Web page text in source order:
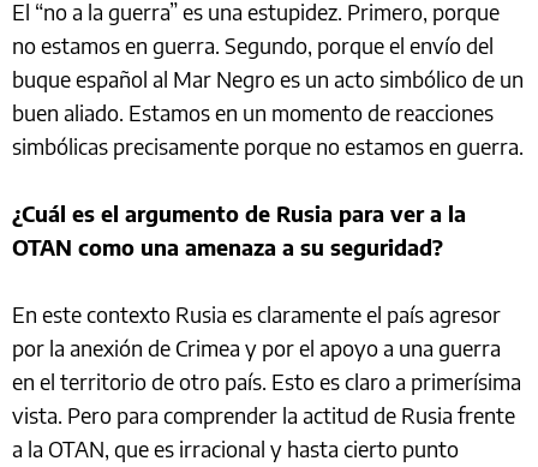
El “no a la guerra” es una estupidez. Primero, porque
no estamos en guerra. Segundo, porque el envío del
buque español al Mar Negro es un acto simbólico de un
buen aliado. Estamos en un momento de reacciones
simbólicas precisamente porque no estamos en guerra.
¿Cuál es el argumento de Rusia para ver a la
OTAN como una amenaza a su seguridad?
En este contexto Rusia es claramente el país agresor
por la anexión de Crimea y por el apoyo a una guerra
en el territorio de otro país. Esto es claro a primerísima
vista. Pero para comprender la actitud de Rusia frente
a la OTAN, que es irracional y hasta cierto punto